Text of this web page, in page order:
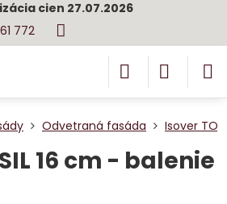
cien 27.07.2026
772
Odvetraná fasáda Isover
16 cm - balenie